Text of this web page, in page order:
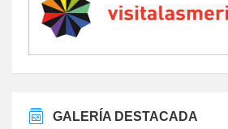
GALERÍA DESTACADA